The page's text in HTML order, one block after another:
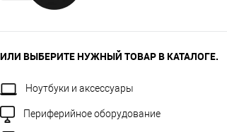
ИЛИ ВЫБЕРИТЕ НУЖНЫЙ ТОВАР В КАТАЛОГЕ.
Ноутбуки и аксессуары
Периферийное оборудование